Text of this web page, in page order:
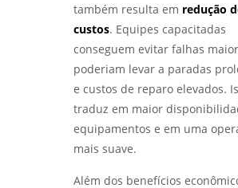
também resulta em redução
custos. Equipes capacitadas
conseguem evitar falhas
poderiam levar a paradas
e custos de reparo elevados.
traduz em maior
equipamentos e em uma
mais suave.
Além dos benefícios